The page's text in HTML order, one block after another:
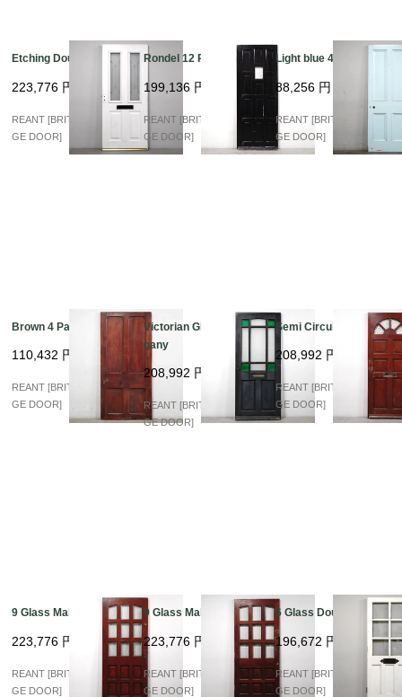
Etching Double Glass
223,776 円
REANT [BRITISH VINTA
GE DOOR]
Rondel 12 Panels
199,136 円
REANT [BRITISH VINTA
GE DOOR]
Light blue 4 Panel
88,256 円
REANT [BRITISH VINTA
GE DOOR]
Brown 4 Panel
110,432 円
REANT [BRITISH VINTA
GE DOOR]
Victorian Glass Maho
gany
208,992 円
REANT [BRITISH VINTA
GE DOOR]
Semi Circular Glass
208,992 円
REANT [BRITISH VINTA
GE DOOR]
9 Glass Mahogany
223,776 円
REANT [BRITISH VINTA
GE DOOR]
9 Glass Mahogany
223,776 円
REANT [BRITISH VINTA
GE DOOR]
6 Glass Double
196,672 円
REANT [BRITISH VINTA
GE DOOR]